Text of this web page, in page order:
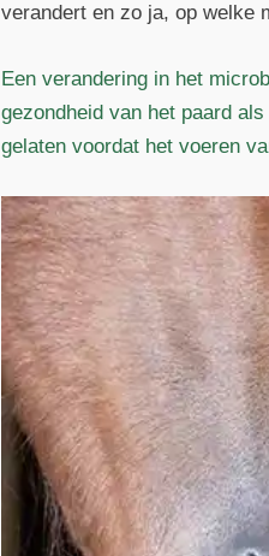
verandert en zo ja, op welke
Een verandering in het
gezondheid van het paard
gelaten voordat het voeren